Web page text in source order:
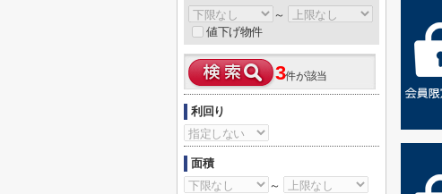
～
値下げ物件
3件が該当
利回り
面積
～